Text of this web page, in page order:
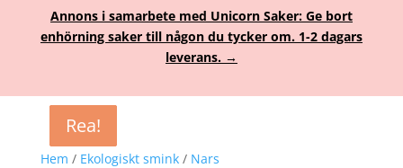
Annons i samarbete med Unicorn Saker: Ge bort
enhörning saker till någon du tycker om. 1-2 dagars
leverans. →
Hem / Ekologiskt smink/ Nars
Rea!
Rea!
Rea!
Rea!